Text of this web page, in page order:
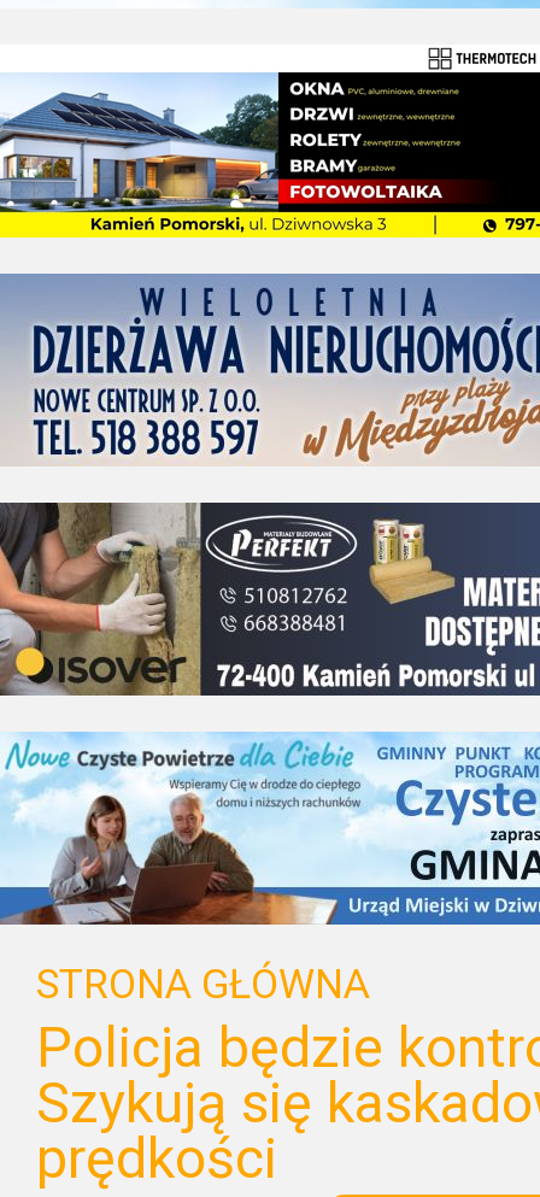
STRONA GŁÓWNA
Policja będzie
Szykują się
prędkości